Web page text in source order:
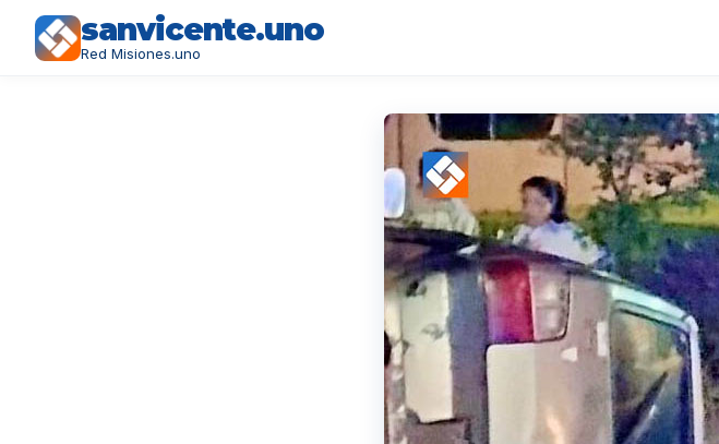
sanvicente.uno
Red Misiones.uno